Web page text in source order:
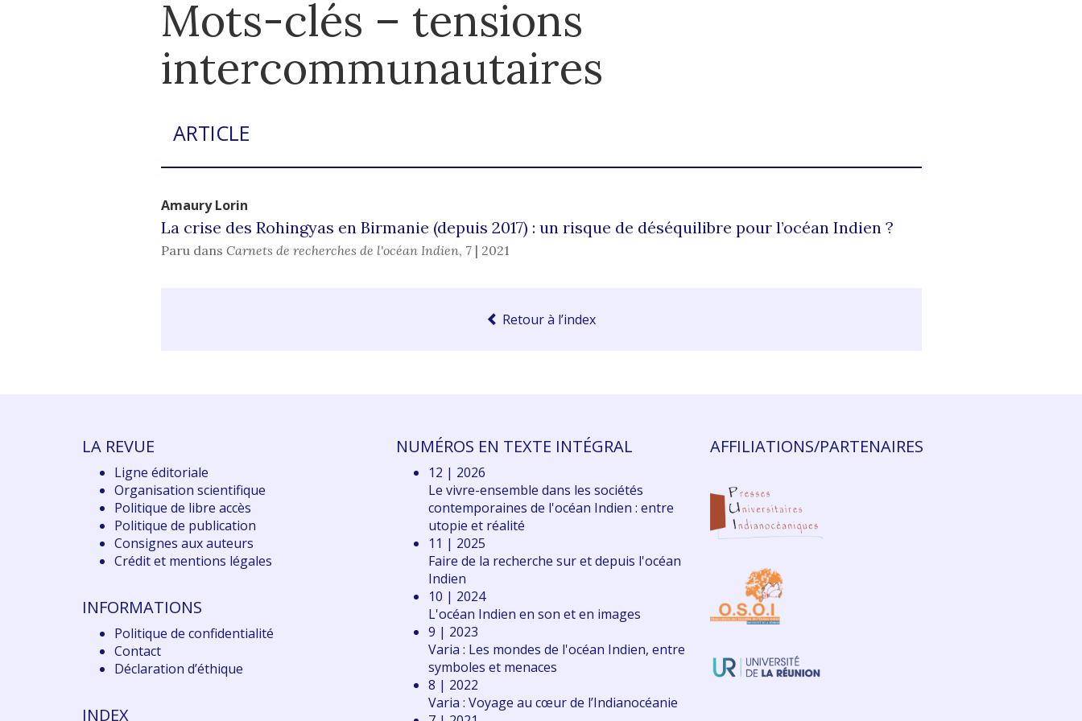
Mots-clés – tensions
intercommunautaires
ARTICLE
AmauryLorin
La crise des Rohingyas en Birmanie (depuis 2017) : un risque de déséquilibre pour l’océan Indien ?
Paru dans Carnets de recherches de l'océan Indien, 7 | 2021
Retour à l’index
LA REVUE
Ligne éditoriale
Organisation scientifique
Politique de libre accès
Politique de publication
Consignes aux auteurs
Crédit et mentions légales
INFORMATIONS
Politique de confidentialité
Contact
Déclaration d’éthique
INDEX
NUMÉROS EN TEXTE INTÉGRAL
12 | 2026
Le vivre-ensemble dans les sociétés
contemporaines de l'océan Indien : entre
utopie et réalité
11 | 2025
Faire de la recherche sur et depuis l'océan
Indien
10 | 2024
L'océan Indien en son et en images
9 | 2023
Varia : Les mondes de l'océan Indien, entre
symboles et menaces
8 | 2022
Varia : Voyage au cœur de l’Indianocéanie
AFFILIATIONS/PARTENAIRES